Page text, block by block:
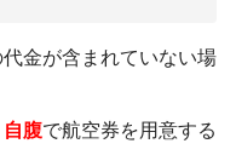
代金が含まれていない場
自腹で航空券を用意する